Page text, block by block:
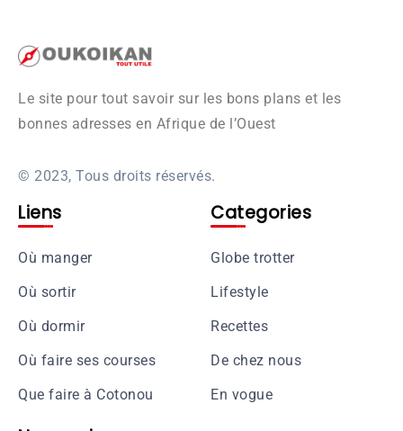
Le site pour tout savoir sur les bons plans et les
bonnes adresses en Afrique de l’Ouest
© 2023, Tous droits réservés.
Liens
Où manger
Où sortir
Où dormir
Où faire ses courses
Que faire à Cotonou
Categories
Globe trotter
Lifestyle
Recettes
De chez nous
En vogue